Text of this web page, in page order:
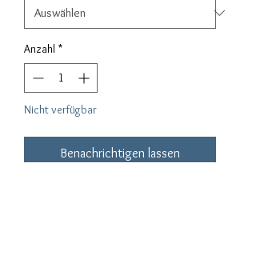
Anzahl *
Nicht verfügbar
Benachrichtigen lassen